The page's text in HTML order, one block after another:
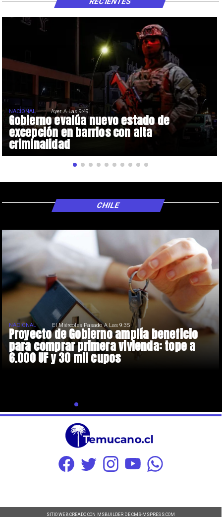
Gobierno evalúa nuevo estado de
excepción en barrios con alta
criminalidad
NACIONAL Ayer A Las 9:49
Proyecto de Gobierno amplía beneficio
para comprar primera vivienda: tope a
6.000 UF y 30 mil cupos
NACIONAL El Miércoles Pasado A Las 9:35
CHILE
SITIO WEB CREADO CON MSBUILDER DE CMS-MSPRESS.COM